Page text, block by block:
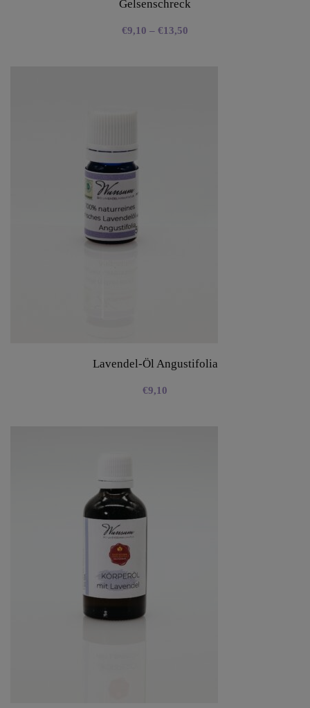
Gelsenschreck
€9,10 – €13,50
Lavendel-Öl Angustifolia
€9,10